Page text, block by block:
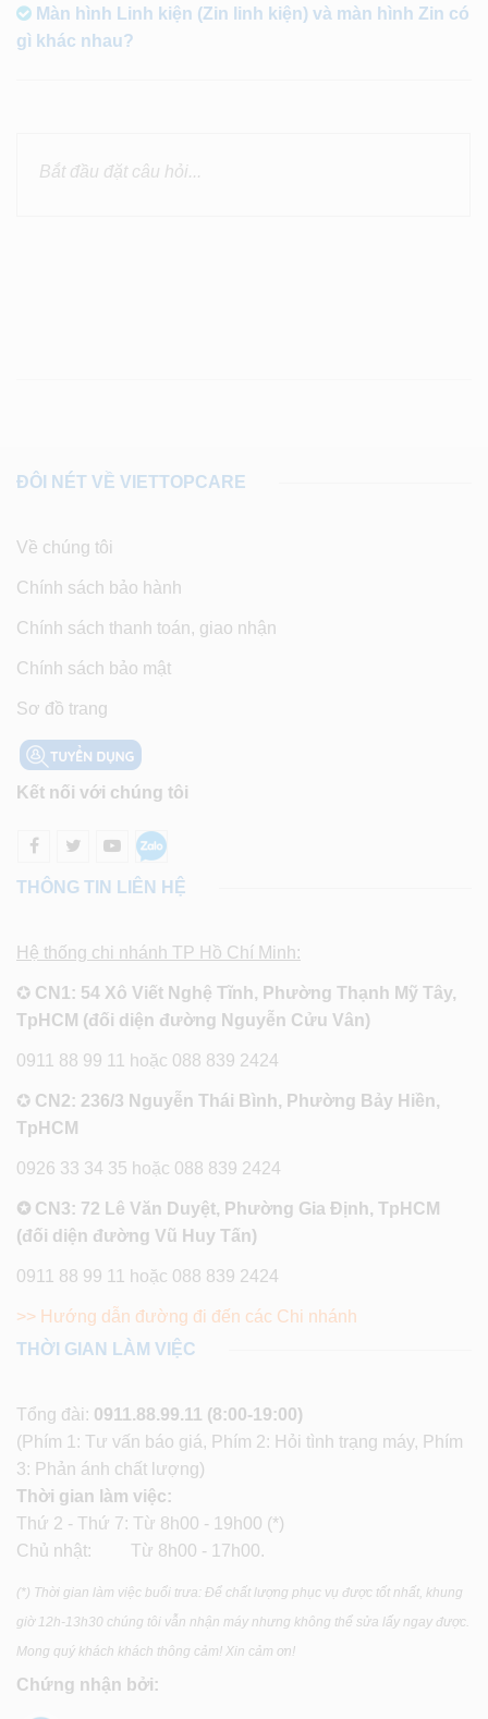
Màn hình Linh kiện (Zin linh kiện) và màn hình Zin có
gì khác nhau?
ĐÔI NÉT VỀ VIETTOPCARE
Về chúng tôi
Chính sách bảo hành
Chính sách thanh toán, giao nhận
Chính sách bảo mật
Sơ đồ trang
Kết nối với chúng tôi
THÔNG TIN LIÊN HỆ
Hệ thống chi nhánh TP Hồ Chí Minh:
✪ CN1: 54 Xô Viết Nghệ Tĩnh, Phường Thạnh Mỹ Tây,
TpHCM (đối diện đường Nguyễn Cửu Vân)
0911 88 99 11 hoặc 088 839 2424
✪ CN2: 236/3 Nguyễn Thái Bình, Phường Bảy Hiền,
TpHCM
0926 33 34 35 hoặc 088 839 2424
✪ CN3: 72 Lê Văn Duyệt, Phường Gia Định, TpHCM
(đối diện đường Vũ Huy Tấn)
0911 88 99 11 hoặc 088 839 2424
>> Hướng dẫn đường đi đến các Chi nhánh
THỜI GIAN LÀM VIỆC
Tổng đài: 0911.88.99.11 (8:00-19:00)
(Phím 1: Tư vấn báo giá, Phím 2: Hỏi tình trạng máy, Phím
3: Phản ánh chất lượng)
Thời gian làm việc:
Thứ 2 - Thứ 7: Từ 8h00 - 19h00 (*)
Chủ nhật: Từ 8h00 - 17h00.
(*) Thời gian làm việc buổi trưa: Để chất lượng phục vụ được tốt nhất, khung
giờ 12h-13h30 chúng tôi vẫn nhận máy nhưng không thể sửa lấy ngay được.
Mong quý khách khách thông cảm! Xin cảm ơn!
Chứng nhận bởi: